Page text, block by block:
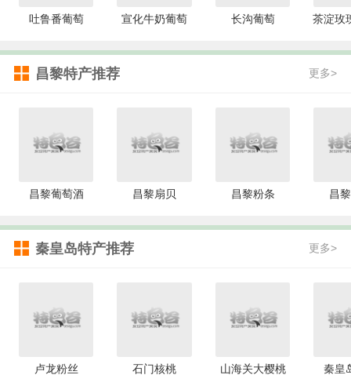
吐鲁番葡萄 宣化牛奶葡萄 长沟葡萄 茶淀玫
昌黎特产推荐 更多>
昌黎葡萄酒 昌黎扇贝 昌黎粉条 昌
秦皇岛特产推荐 更多>
卢龙粉丝 石门核桃 山海关大樱桃 秦皇